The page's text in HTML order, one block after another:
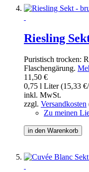
Riesling
Puristisch trocken:
Flaschengärung.
11,50 €
0,75 l Liter (15,33
inkl. MwSt.
zzgl. Versandkosten
Zu meinen
in den Warenkorb